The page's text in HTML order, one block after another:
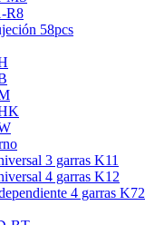
R8
58pcs
3 garras K11
4 garras K12
4 garras K72